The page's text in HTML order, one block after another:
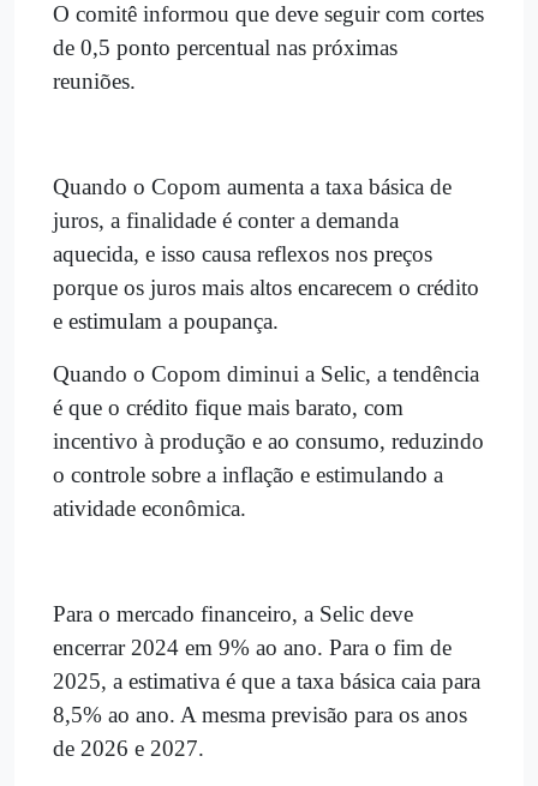
O comitê informou que deve seguir com cortes
de 0,5 ponto percentual nas próximas
reuniões.
Quando o Copom aumenta a taxa básica de
juros, a finalidade é conter a demanda
aquecida, e isso causa reflexos nos preços
porque os juros mais altos encarecem o crédito
e estimulam a poupança.
Quando o Copom diminui a Selic, a tendência
é que o crédito fique mais barato, com
incentivo à produção e ao consumo, reduzindo
o controle sobre a inflação e estimulando a
atividade econômica.
Para o mercado financeiro, a Selic deve
encerrar 2024 em 9% ao ano. Para o fim de
2025, a estimativa é que a taxa básica caia para
8,5% ao ano. A mesma previsão para os anos
de 2026 e 2027.